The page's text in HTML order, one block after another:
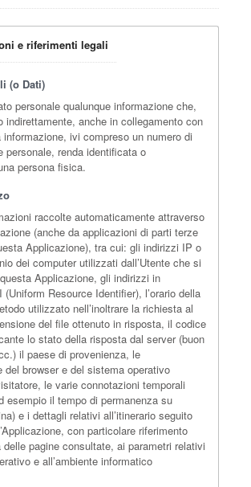
e riferimenti legali
(o Dati)
personale qualunque informazione che,
indirettamente, anche in collegamento con
ivi compreso un numero di
personale, renda identificata o
persona fisica.
raccolte automaticamente attraverso
(anche da applicazioni di parti terze
Applicazione), tra cui: gli indirizzi IP o
dei computer utilizzati dall’Utente che si
Applicazione, gli indirizzi in
(Uniform Resource Identifier), l’orario della
utilizzato nell’inoltrare la richiesta al
del file ottenuto in risposta, il codice
lo stato della risposta dal server (buon
il paese di provenienza, le
del browser e del sistema operativo
le varie connotazioni temporali
esempio il tempo di permanenza su
e i dettagli relativi all’itinerario seguito
con particolare riferimento
pagine consultate, ai parametri relativi
e all’ambiente informatico